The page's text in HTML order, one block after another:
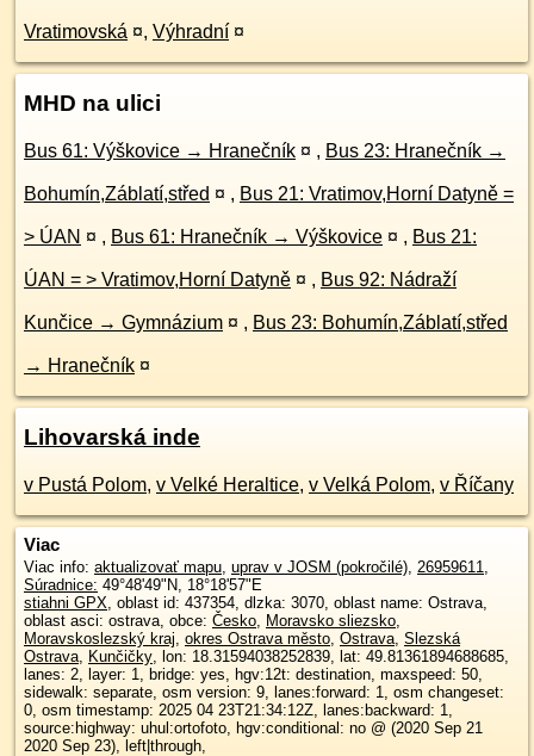
Vratimovská ¤, Výhradní ¤
MHD na ulici
Bus 61: Výškovice → Hranečník ¤ , Bus 23: Hranečník →
Bohumín,Záblatí,střed ¤ , Bus 21: Vratimov,Horní Datyně =
> ÚAN ¤ , Bus 61: Hranečník → Výškovice ¤ , Bus 21:
ÚAN = > Vratimov,Horní Datyně ¤ , Bus 92: Nádraží
Kunčice → Gymnázium ¤ , Bus 23: Bohumín,Záblatí,střed
→ Hranečník ¤
Lihovarská inde
v Pustá Polom, v Velké Heraltice, v Velká Polom, v Říčany
Viac
Viac info: aktualizovať mapu, uprav v JOSM (pokročilé), 26959611,
Súradnice: 49°48'49"N, 18°18'57"E
stiahni GPX, oblast id: 437354, dlzka: 3070, oblast name: Ostrava,
oblast asci: ostrava, obce: Česko, Moravsko sliezsko,
Moravskoslezský kraj, okres Ostrava město, Ostrava, Slezská
Ostrava, Kunčičky, lon: 18.31594038252839, lat: 49.81361894688685,
lanes: 2, layer: 1, bridge: yes, hgv:12t: destination, maxspeed: 50,
sidewalk: separate, osm version: 9, lanes:forward: 1, osm changeset:
0, osm timestamp: 2025 04 23T21:34:12Z, lanes:backward: 1,
source:highway: uhul:ortofoto, hgv:conditional: no @ (2020 Sep 21
2020 Sep 23), left|through,